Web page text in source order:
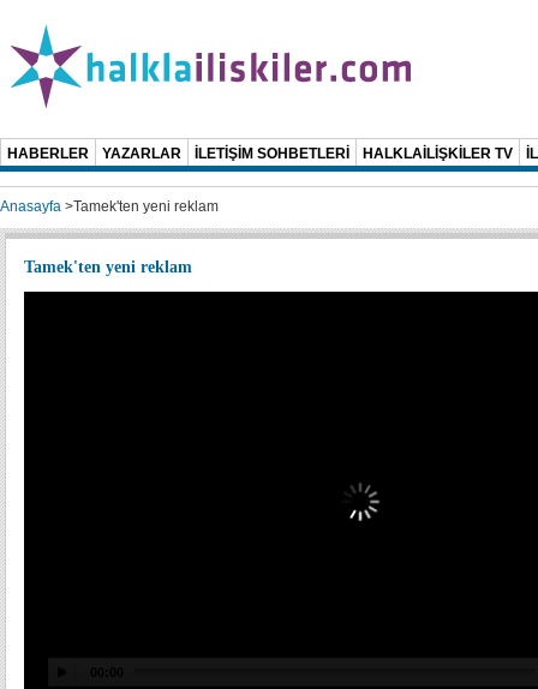
HABERLER YAZARLAR İLETİŞİM SOHBETLERİ HALKLAİLİŞKİLER TV
Anasayfa >Tamek'ten yeni reklam
Tamek'ten yeni reklam